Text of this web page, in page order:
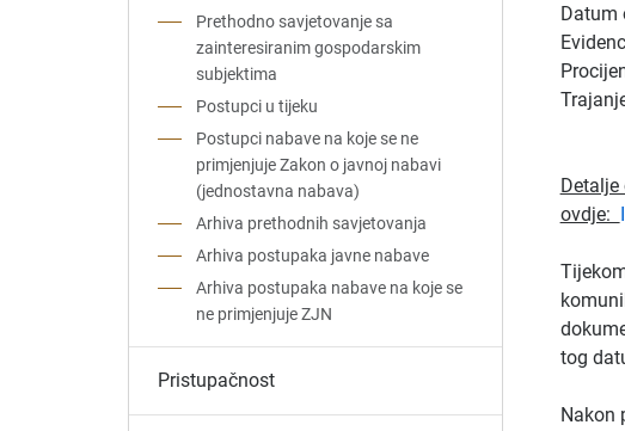
Prethodno savjetovanje sa
zainteresiranim gospodarskim
subjektima
Postupci u tijeku
Postupci nabave na koje se ne
primjenjuje Zakon o javnoj nabavi
(jednostavna nabava)
Arhiva prethodnih savjetovanja
Arhiva postupaka javne nabave
Arhiva postupaka nabave na koje se
ne primjenjuje ZJN
Pristupačnost
Detalje
ovdje:
tog
Nakon